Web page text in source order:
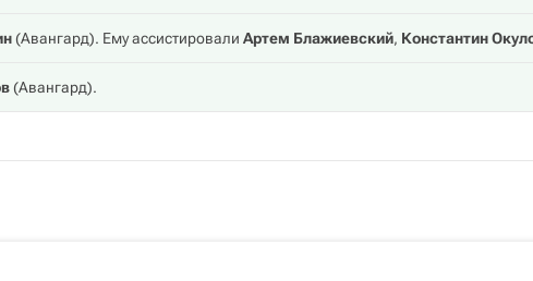
(Авангард). Ему ассистировали Артем Блажиевский, Константин
(Авангард).